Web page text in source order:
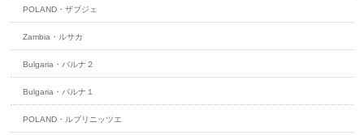
POLAND・ザブジェ
Zambia・ルサカ
Bulgaria・バルナ２
Bulgaria・バルナ１
POLAND・ルブリニッツエ